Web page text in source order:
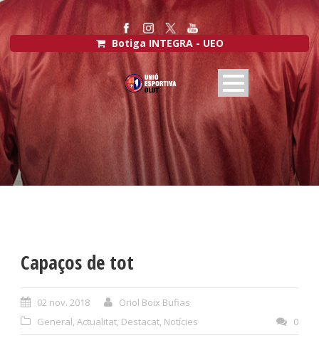
Botiga INTEGRA - UEO
Capaços de tot
02 nov. 2018
Oriol Boix Bufias
General, Actualitat, Destacat, Notícies 0